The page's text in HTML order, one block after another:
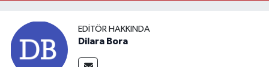
EDITÖR HAKKINDA
Dilara Bora